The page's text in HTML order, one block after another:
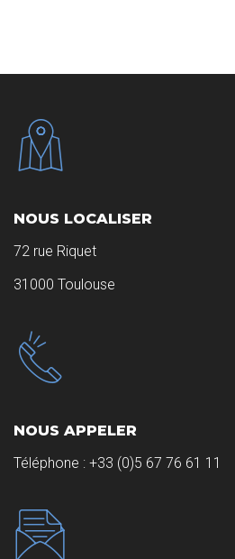
NOUS LOCALISER
72 rue Riquet
31000 Toulouse
NOUS APPELER
Téléphone : +33 (0)5 67 76 61 11